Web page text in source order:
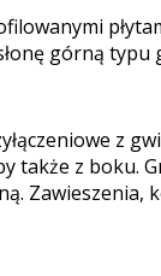
górną typu
z
także z boku.